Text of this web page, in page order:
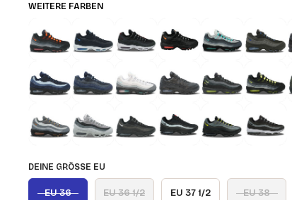
WEITERE FARBEN
DEINE GRÖSSE EU
EU 36 EU 36 1/2 EU 37 1/2 EU 38